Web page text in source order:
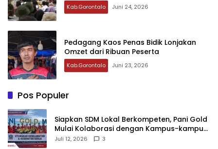
Kab.Gorontalo Juni 24, 2026
Pedagang Kaos Penas Bidik Lonjakan
Omzet dari Ribuan Peserta
Kab.Gorontalo Juni 23, 2026
Pos Populer
‎Siapkan SDM Lokal Berkompeten, Pani Gold
Mulai Kolaborasi dengan Kampus-kampus
di Gorontalo
Juli 12, 2026 3